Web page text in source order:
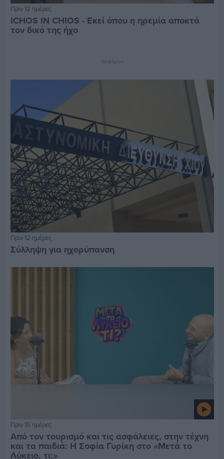
Πριν 12 ημέρες
ICHOS IN CHIOS - Εκεί όπου η ηρεμία αποκτά
τον δικό της ήχο
Διαφήμιση
Πριν 12 ημέρες
Σύλληψη για ηχορύπανση
Πριν 15 ημέρες
Από τον τουρισμό και τις ασφάλειες, στην τέχνη
και τα παιδιά: Η Σοφία Γυρίκη στο «Μετά το
Λύκειο, τι;»